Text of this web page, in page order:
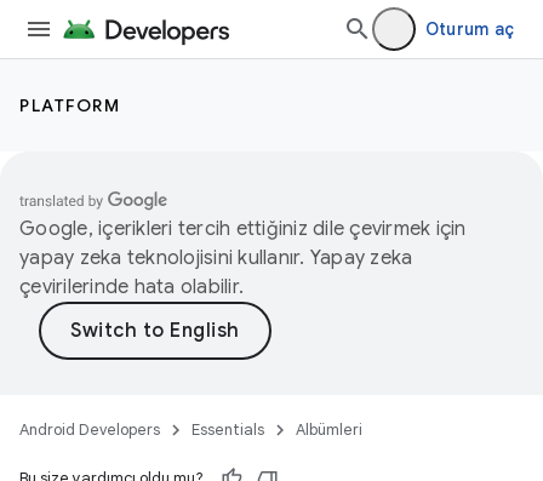
Oturum aç
PLATFORM
Google, içerikleri tercih ettiğiniz dile çevirmek için
yapay zeka teknolojisini kullanır. Yapay zeka
çevirilerinde hata olabilir.
Android Developers Essentials Albümleri